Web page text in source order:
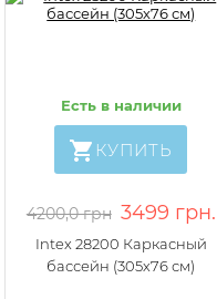
Есть в наличии
КУПИТЬ
4200,0 грн 3499 грн.
Intex 28200 Каркасный
бассейн (305х76 см)